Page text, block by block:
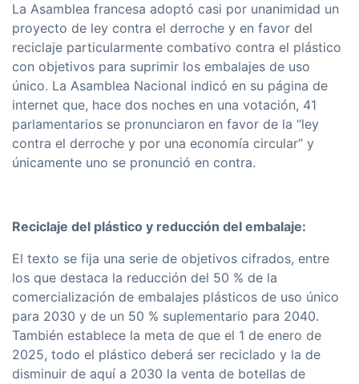
La Asamblea francesa adoptó casi por unanimidad un
proyecto de ley contra el derroche y en favor del
reciclaje particularmente combativo contra el plástico
con objetivos para suprimir los embalajes de uso
único. La Asamblea Nacional indicó en su página de
internet que, hace dos noches en una votación, 41
parlamentarios se pronunciaron en favor de la “ley
contra el derroche y por una economía circular” y
únicamente uno se pronunció en contra.
Reciclaje del plástico y reducción del embalaje:
El texto se fija una serie de objetivos cifrados, entre
los que destaca la reducción del 50 % de la
comercialización de embalajes plásticos de uso único
para 2030 y de un 50 % suplementario para 2040.
También establece la meta de que el 1 de enero de
2025, todo el plástico deberá ser reciclado y la de
disminuir de aquí a 2030 la venta de botellas de